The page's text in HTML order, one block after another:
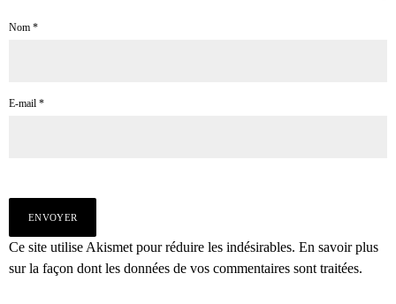
Nom *
E-mail *
Ce site utilise Akismet pour réduire les indésirables. En savoir plus
sur la façon dont les données de vos commentaires sont traitées.